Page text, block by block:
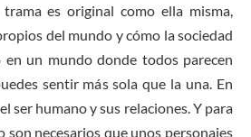
es original como ella misma,
del mundo y cómo la sociedad
en un mundo donde todos parecen
sentir más sola que la una. En
ser humano y sus relaciones. Y para
son necesarios que unos personajes